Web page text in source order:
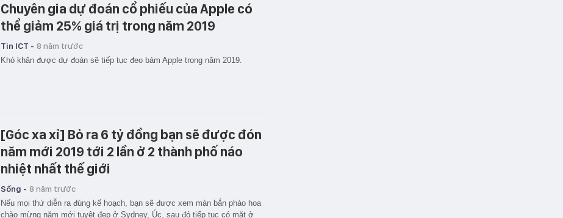
Chuyên gia dự đoán cổ phiếu của Apple có
thể giảm 25% giá trị trong năm 2019
Tin ICT - 8 năm trước
Khó khăn được dự đoán sẽ tiếp tục đeo bám Apple trong năm 2019.
[Góc xa xỉ] Bỏ ra 6 tỷ đồng bạn sẽ được đón
năm mới 2019 tới 2 lần ở 2 thành phố náo
nhiệt nhất thế giới
Sống - 8 năm trước
Nếu mọi thứ diễn ra đúng kế hoạch, bạn sẽ được xem màn bắn pháo hoa
chào mừng năm mới tuyệt đẹp ở Sydney, Úc, sau đó tiếp tục có mặt ở